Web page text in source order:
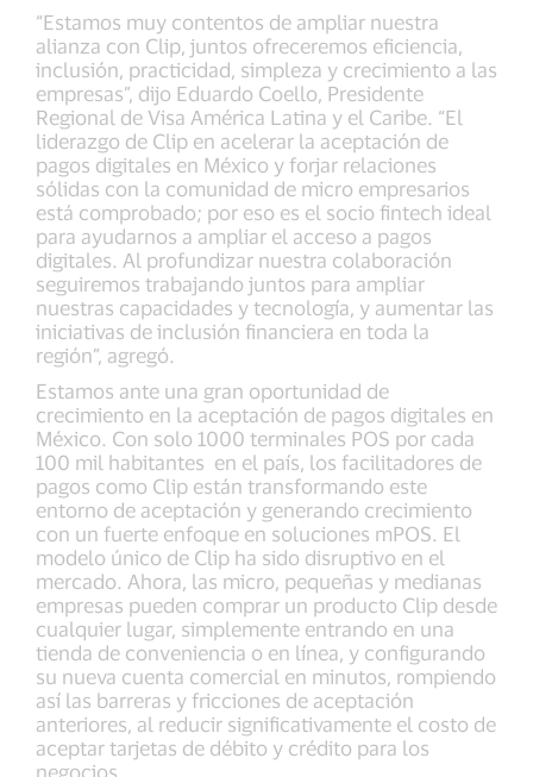
“Estamos muy contentos de ampliar nuestra
alianza con Clip, juntos ofreceremos eficiencia,
inclusión, practicidad, simpleza y crecimiento a las
empresas”, dijo Eduardo Coello, Presidente
Regional de Visa América Latina y el Caribe. “El
liderazgo de Clip en acelerar la aceptación de
pagos digitales en México y forjar relaciones
sólidas con la comunidad de micro empresarios
está comprobado; por eso es el socio fintech ideal
para ayudarnos a ampliar el acceso a pagos
digitales. Al profundizar nuestra colaboración
seguiremos trabajando juntos para ampliar
nuestras capacidades y tecnología, y aumentar las
iniciativas de inclusión financiera en toda la
región”, agregó.
Estamos ante una gran oportunidad de
crecimiento en la aceptación de pagos digitales en
México. Con solo 1000 terminales POS por cada
100 mil habitantes en el país, los facilitadores de
pagos como Clip están transformando este
entorno de aceptación y generando crecimiento
con un fuerte enfoque en soluciones mPOS. El
modelo único de Clip ha sido disruptivo en el
mercado. Ahora, las micro, pequeñas y medianas
empresas pueden comprar un producto Clip desde
cualquier lugar, simplemente entrando en una
tienda de conveniencia o en línea, y configurando
su nueva cuenta comercial en minutos, rompiendo
así las barreras y fricciones de aceptación
anteriores, al reducir significativamente el costo de
aceptar tarjetas de débito y crédito para los
negocios.